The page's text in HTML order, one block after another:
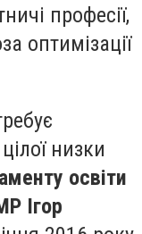
професії,
оптимізації
низки
освіти
Ігор